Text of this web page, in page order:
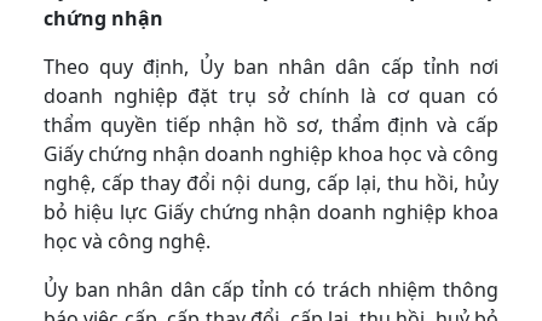
chứng nhận
Theo quy định, Ủy ban nhân dân cấp tỉnh nơi
doanh nghiệp đặt trụ sở chính là cơ quan có
thẩm quyền tiếp nhận hồ sơ, thẩm định và cấp
Giấy chứng nhận doanh nghiệp khoa học và công
nghệ, cấp thay đổi nội dung, cấp lại, thu hồi, hủy
bỏ hiệu lực Giấy chứng nhận doanh nghiệp khoa
học và công nghệ.
Ủy ban nhân dân cấp tỉnh có trách nhiệm thông